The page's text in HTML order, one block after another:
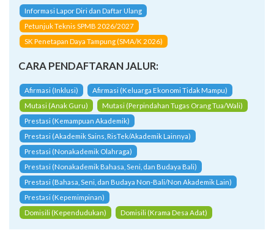
Informasi Lapor Diri dan Daftar Ulang
Petunjuk Teknis SPMB 2026/2027
SK Penetapan Daya Tampung (SMA/K 2026)
CARA PENDAFTARAN JALUR:
Afirmasi (Inklusi)
Afirmasi (Keluarga Ekonomi Tidak Mampu)
Mutasi (Anak Guru)
Mutasi (Perpindahan Tugas Orang Tua/Wali)
Prestasi (Kemampuan Akademik)
Prestasi (Akademik Sains, RisTek/Akademik Lainnya)
Prestasi (Nonakademik Olahraga)
Prestasi (Nonakademik Bahasa, Seni, dan Budaya Bali)
Prestasi (Bahasa, Seni, dan Budaya Non-Bali/Non Akademik Lain)
Prestasi (Kepemimpinan)
Domisili (Kependudukan)
Domisili (Krama Desa Adat)